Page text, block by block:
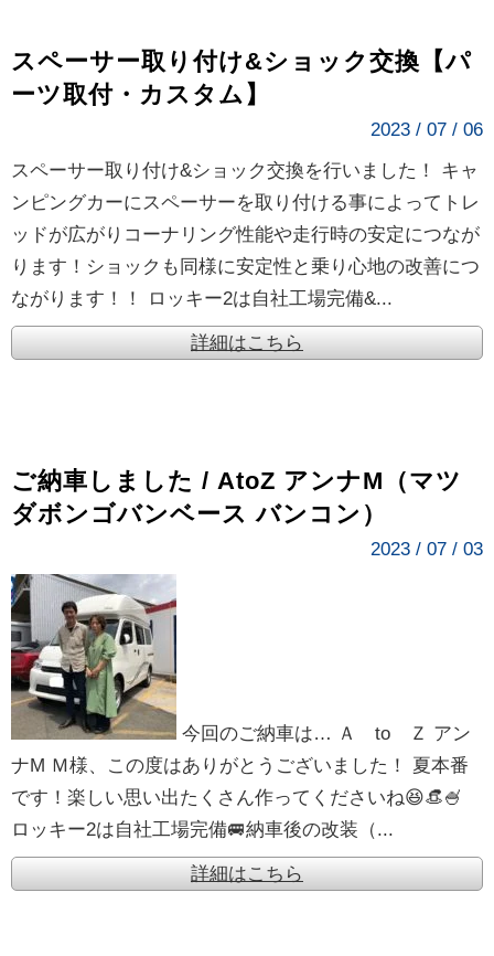
スペーサー取り付け&ショック交換【パ
ーツ取付・カスタム】
2023 / 07 / 06
スペーサー取り付け&ショック交換を行いました！ キャ
ンピングカーにスペーサーを取り付ける事によってトレ
ッドが広がりコーナリング性能や走行時の安定につなが
ります！ショックも同様に安定性と乗り心地の改善につ
ながります！！ ロッキー2は自社工場完備&...
詳細はこちら
ご納車しました / AtoZ アンナM（マツ
ダボンゴバンベース バンコン）
2023 / 07 / 03
今回のご納車は… Ａ to Ｚ アン
ナM Ｍ様、この度はありがとうございました！ 夏本番
です！楽しい思い出たくさん作ってくださいね😆👒🍧
ロッキー2は自社工場完備🚐納車後の改装（...
詳細はこちら